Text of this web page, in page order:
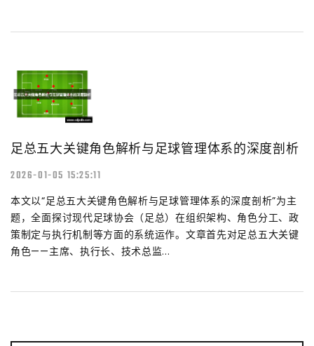
足总五大关键角色解析与足球管理体系的深度剖析
2026-01-05 15:25:11
本文以“足总五大关键角色解析与足球管理体系的深度剖析”为主
题，全面探讨现代足球协会（足总）在组织架构、角色分工、政
策制定与执行机制等方面的系统运作。文章首先对足总五大关键
角色——主席、执行长、技术总监...